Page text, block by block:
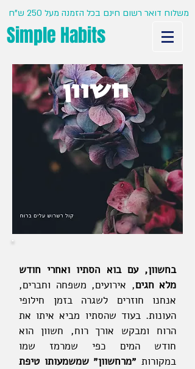
משלוח דואר רשום חינם בכל הזמנה מעל 250 ש"ח
Simple Habits
חשוון
בחשוון, עם בוא הסתיו ואחרי חודש
מלא חגים, אירועים, משפחה וחברים,
אנחנו חוזרים לשגרה בזמן חילופי
העונות. בעוד שהסתיו מביא איתו את
הרוח ומבקש אורך רוח, חשוון הוא
חודש המים כפי שמרמז שמו
במקורות ״מרחשוון״ שמשמעותו טיפת